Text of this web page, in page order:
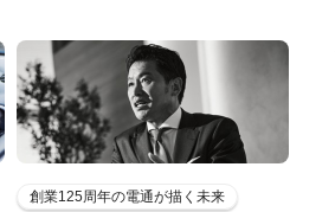
創業125周年の電通が描く未来